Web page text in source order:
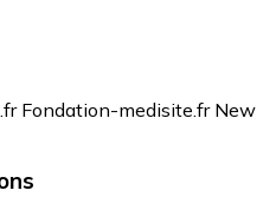
Fondation-medisite.fr New